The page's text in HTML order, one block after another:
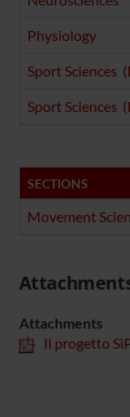
Physiology
Sport Sciences
Sport Sciences
SECTIONS
Movement
Attachments
Il progetto